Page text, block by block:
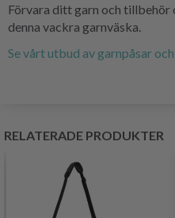
Förvara ditt garn och tillbehör
denna vackra garnväska.
Se vårt utbud av garnpåsar
RELATERADE PRODUKTER